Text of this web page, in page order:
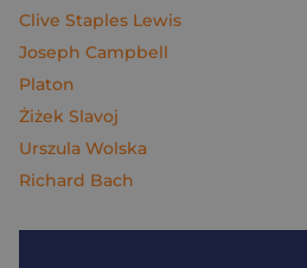
Clive Staples Lewis
Joseph Campbell
Platon
Żiżek Slavoj
Urszula Wolska
Richard Bach